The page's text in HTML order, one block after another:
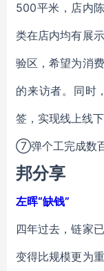
500平米，店内
类在店内均有展
验区，希望为消
的来访者。同时
签，实现线上线下
⑦弹个工完成数
邦分享
左晖“缺钱”
四年过去，链家
变得比规模更为